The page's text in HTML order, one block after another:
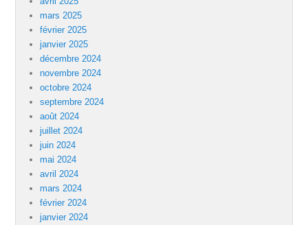
mars 2025
février 2025
janvier 2025
décembre 2024
novembre 2024
octobre 2024
septembre 2024
août 2024
juillet 2024
juin 2024
mai 2024
avril 2024
mars 2024
février 2024
janvier 2024